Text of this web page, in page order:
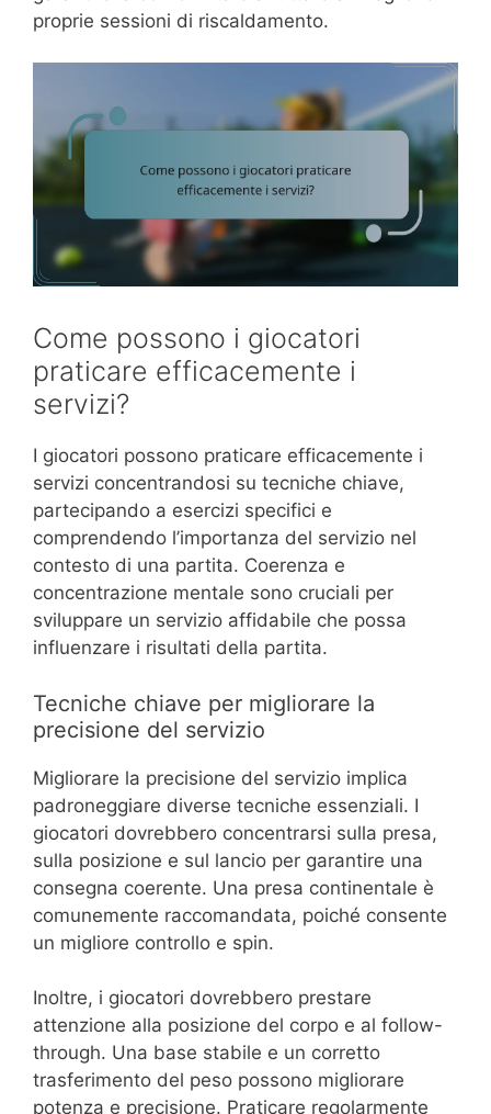
proprie sessioni di riscaldamento.
Come possono i giocatori
praticare efficacemente i
servizi?
I giocatori possono praticare efficacemente i
servizi concentrandosi su tecniche chiave,
partecipando a esercizi specifici e
comprendendo l’importanza del servizio nel
contesto di una partita. Coerenza e
concentrazione mentale sono cruciali per
sviluppare un servizio affidabile che possa
influenzare i risultati della partita.
Tecniche chiave per migliorare la
precisione del servizio
Migliorare la precisione del servizio implica
padroneggiare diverse tecniche essenziali. I
giocatori dovrebbero concentrarsi sulla presa,
sulla posizione e sul lancio per garantire una
consegna coerente. Una presa continentale è
comunemente raccomandata, poiché consente
un migliore controllo e spin.
Inoltre, i giocatori dovrebbero prestare
attenzione alla posizione del corpo e al follow-
through. Una base stabile e un corretto
trasferimento del peso possono migliorare
potenza e precisione. Praticare regolarmente